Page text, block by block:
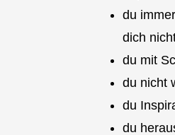
du
dich
du mit
du nicht
du
du